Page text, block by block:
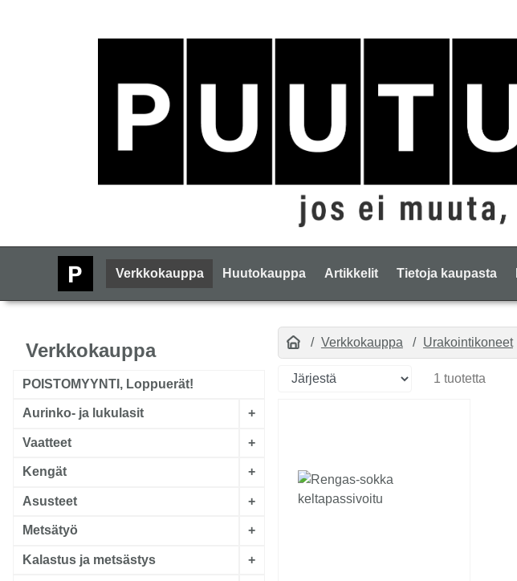
Verkkokauppa Huutokauppa Artikkelit Tietoja kaupasta
Verkkokauppa
POISTOMYYNTI, Loppuerät!
Aurinko- ja lukulasit +
Vaatteet +
Kengät +
Asusteet +
Metsätyö +
Kalastus ja metsästys +
Verkkokauppa Urakointikoneet
1 tuotetta